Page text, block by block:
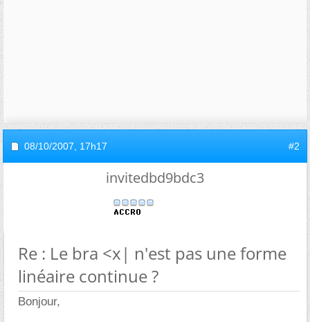
08/10/2007, 17h17 #2
invitedbd9bdc3
Re : Le bra <x| n'est pas une forme
linéaire continue ?
Bonjour,